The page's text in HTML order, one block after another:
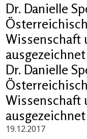
Dr. Danielle
Wissenschaft
ausgezeichnet
Dr. Danielle
Wissenschaft
ausgezeichnet
19.12.2017